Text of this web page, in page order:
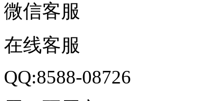
微信客服
在线客服
QQ:8588-08726